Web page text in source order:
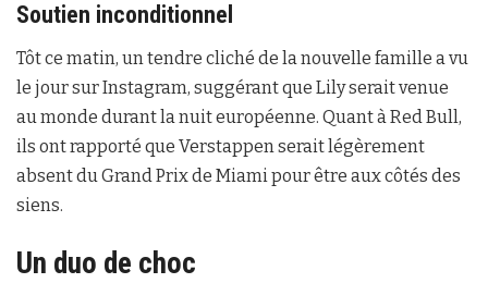
Soutien inconditionnel
Tôt ce matin, un tendre cliché de la nouvelle famille a vu
le jour sur Instagram, suggérant que Lily serait venue
au monde durant la nuit européenne. Quant à Red Bull,
ils ont rapporté que Verstappen serait légèrement
absent du Grand Prix de Miami pour être aux côtés des
siens.
Un duo de choc